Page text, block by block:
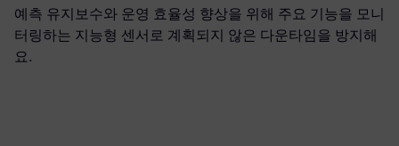
예측 유지보수와 운영 효율성 향상을 위해 주요 기능을 모니
터링하는 지능형 센서로 계획되지 않은 다운타임을 방지해
요.